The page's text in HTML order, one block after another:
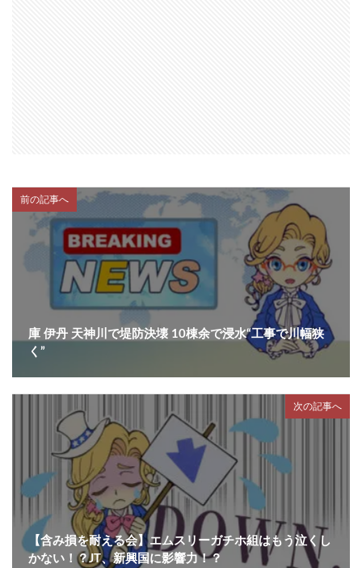
前の記事へ
庫 伊丹 天神川で堤防決壊 10棟余で浸水“工事で川幅狭
く”
次の記事へ
【含み損を耐える会】エムスリーガチホ組はもう泣くし
かない！？JT、新興国に影響力！？